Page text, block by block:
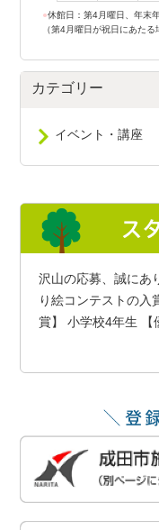
●休館日：第4月曜日、年末
（第4月曜日が祝日にあたる
カテゴリー
イベント・講座
沢山の応募、誠にあ
り絵コンテストの入
賞】 小学校4年生 【